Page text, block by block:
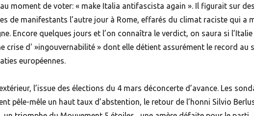
moment de voter: « make Italia antifascista again ». Il figurait sur des
de manifestants l’autre jour à Rome, effarés du climat raciste qui a
Encore quelques jours et l’on connaîtra le verdict, on saura si
crise d' »ingouvernabilité » dont elle détient assurément le record au
européennes.
l’issue des élections du 4 mars déconcerte d’avance. Les
pêle-mêle un haut taux d’abstention, le retour de l’honni Silvio